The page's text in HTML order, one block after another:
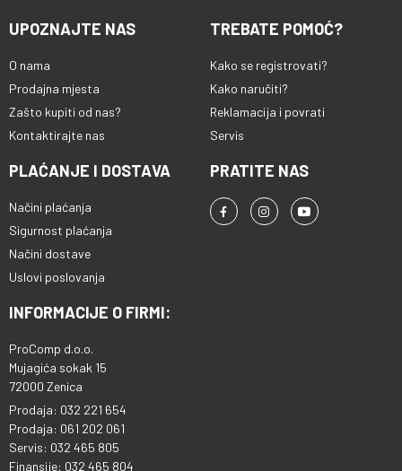
UPOZNAJTE NAS
O nama
Prodajna mjesta
Zašto kupiti od nas?
Kontaktirajte nas
TREBATE POMOĆ?
Kako se registrovati?
Kako naručiti?
Reklamacija i povrati
Servis
PLAĆANJE I DOSTAVA
Načini plaćanja
Sigurnost plaćanja
Načini dostave
Uslovi poslovanja
PRATITE NAS
INFORMACIJE O FIRMI:
ProComp d.o.o.
Mujagića sokak 15
72000 Zenica
Prodaja: 032 221 654
Prodaja: 061 202 061
Servis: 032 465 805
Finansije: 032 465 804